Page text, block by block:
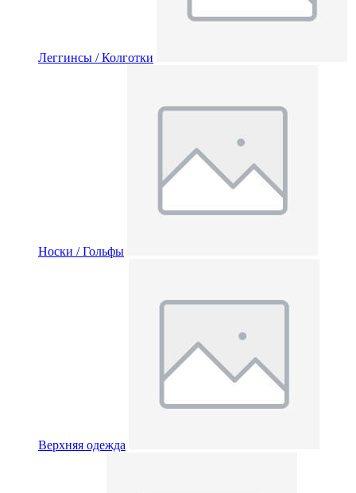
Леггинсы / Колготки
Носки / Гольфы
Верхняя одежда